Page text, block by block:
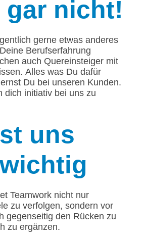
gar nicht!
gerne etwas anderes
Berufserfahrung
auch Quereinsteiger mit
Alles was Du dafür
Du bei unseren Kunden.
dich initiativ bei uns zu
uns
Teamwork nicht nur
zu verfolgen, sondern vor
gegenseitig den Rücken zu
zu ergänzen.